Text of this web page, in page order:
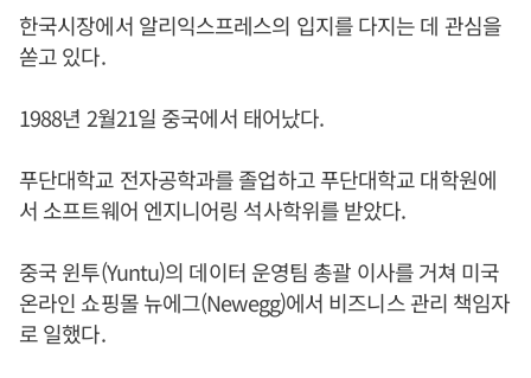
한국시장에서 알리익스프레스의 입지를 다지는 데 관심을
쏟고 있다.
1988년 2월21일 중국에서 태어났다.
푸단대학교 전자공학과를 졸업하고 푸단대학교 대학원에
서 소프트웨어 엔지니어링 석사학위를 받았다.
중국 윈투(Yuntu)의 데이터 운영팀 총괄 이사를 거쳐 미국
온라인 쇼핑몰 뉴에그(Newegg)에서 비즈니스 관리 책임자
로 일했다.